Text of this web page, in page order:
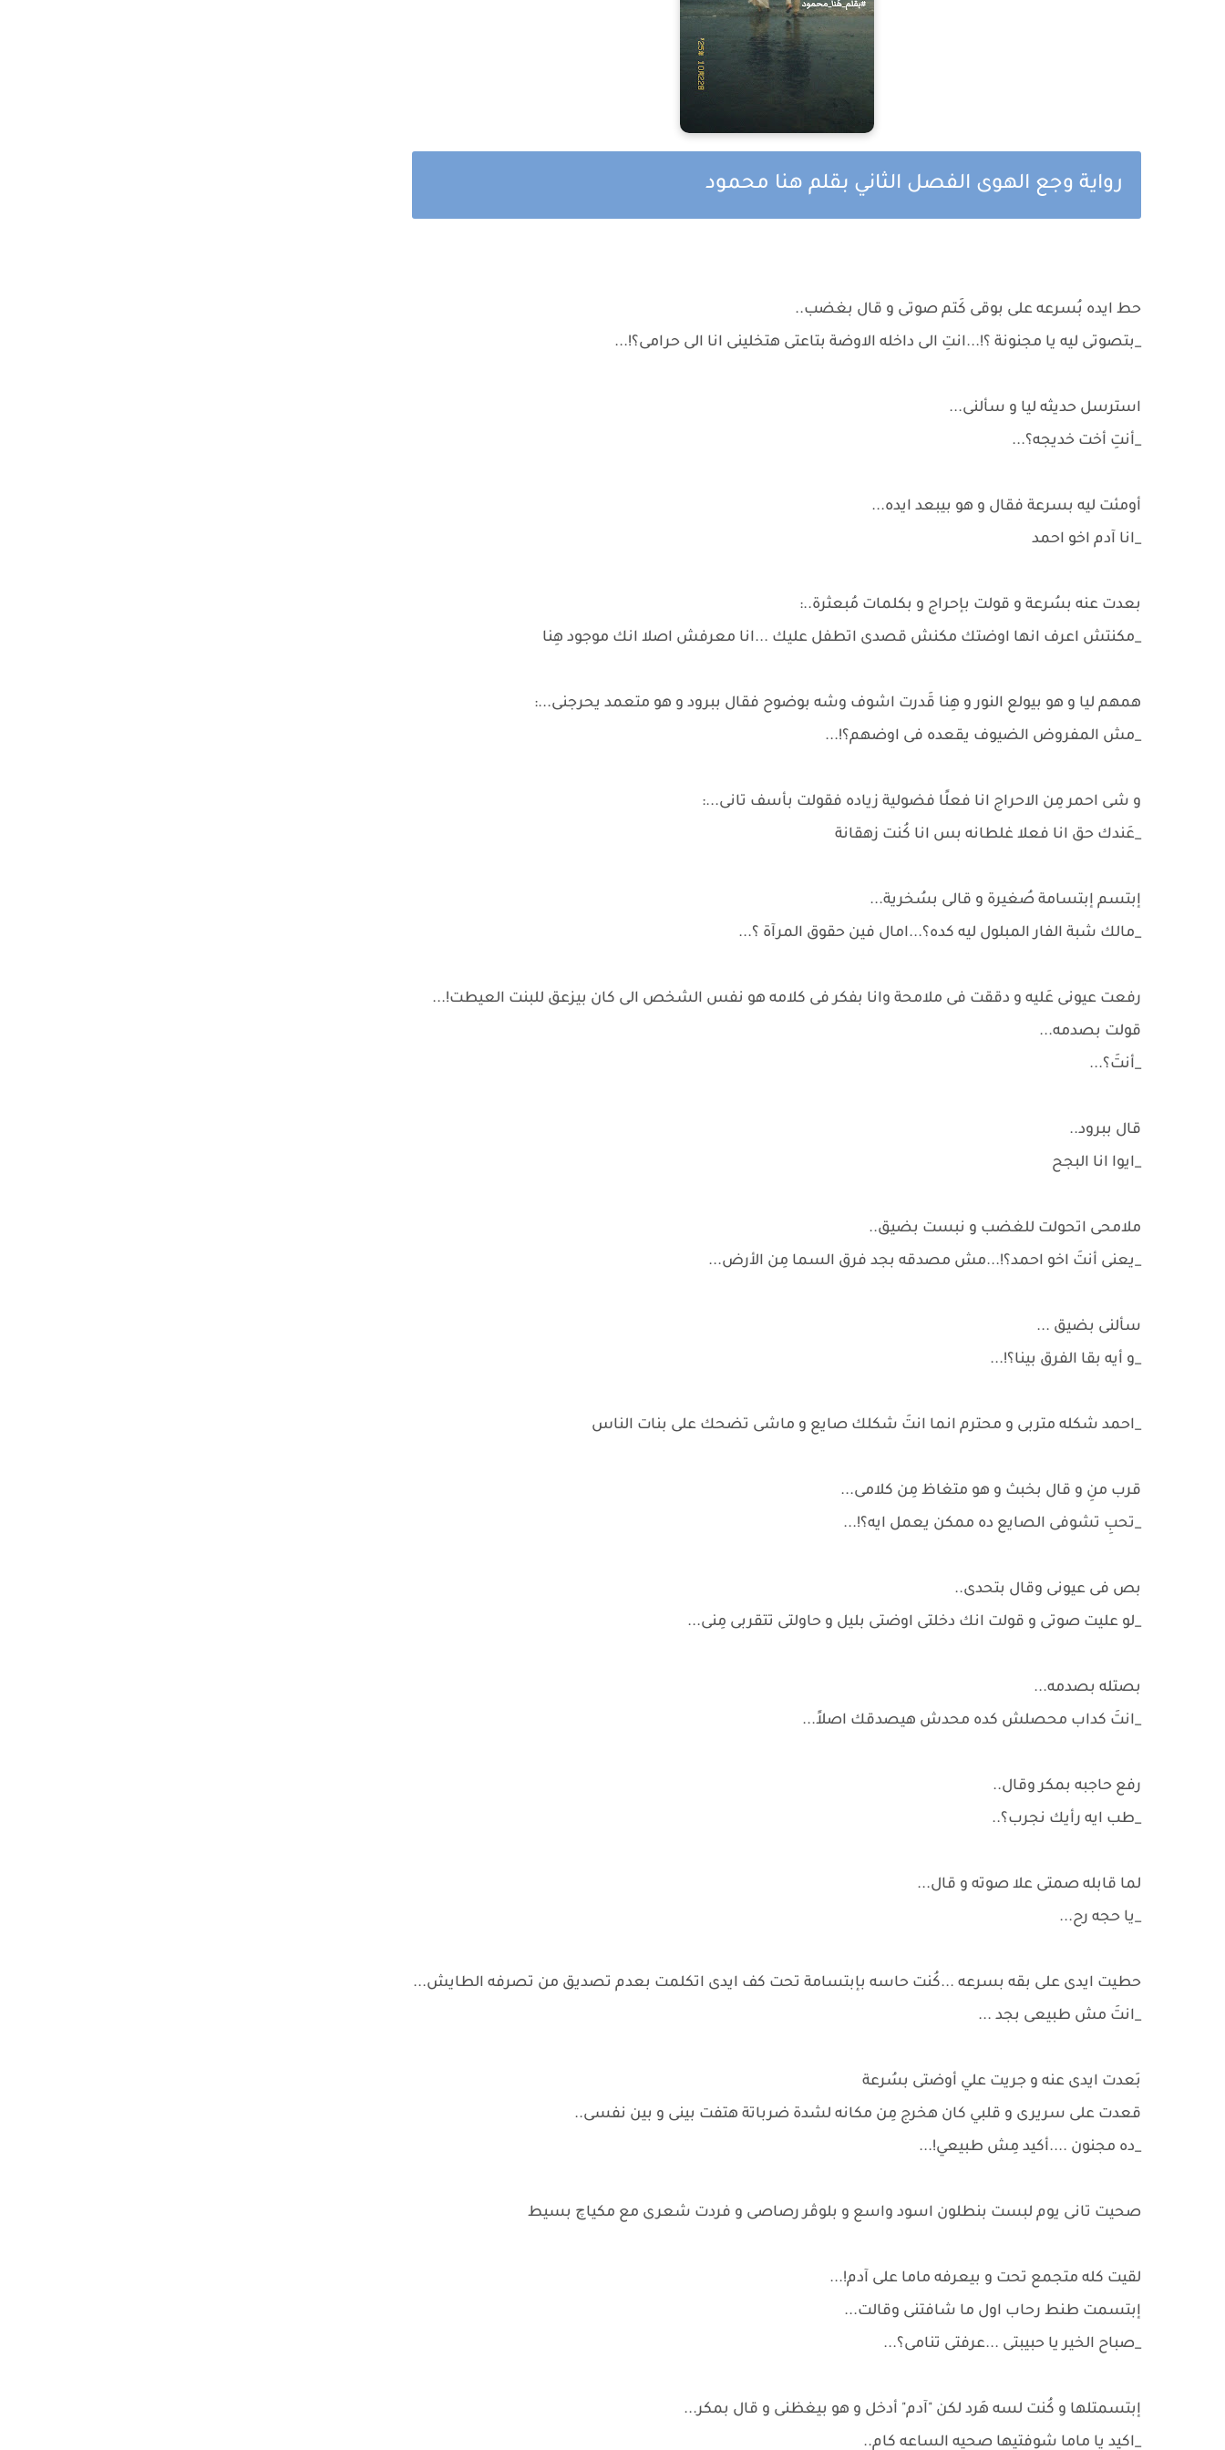
رواية وجع الهوى الفصل الثاني بقلم هنا محمود
حط ايده بُسرعه على بوقى كَتم صوتى و قال بغضب..
_بتصوتى ليه يا مجنونة ؟!...انتِ الى داخله الاوضة بتاعتى هتخلينى انا الى حرامى؟!...
استرسل حديثه ليا و سألنى...
_أنتِ أخت خديجه؟...
أومئت ليه بسرعة فقال و هو بيبعد ايده...
_انا آدم اخو احمد
بعدت عنه بسُرعة و قولت بإحراج و بكلمات مُبعثرة..:
_مكنتش اعرف انها اوضتك مكنش قصدى اتطفل عليك ...انا معرفش اصلا انك موجود هِنا
همهم ليا و هو بيولع النور و هِنا قَدرت اشوف وشه بوضوح فقال ببرود و هو متعمد يحرجنى...:
_مش المفروض الضيوف يقعده فى اوضهم؟!...
و شى احمر مِن الاحراج انا فعلًا فضولية زياده فقولت بأسف تانى...:
_عَندك حق انا فعلا غلطانه بس انا كُنت زهقانة
إبتسم إبتسامة صُغيرة و قالى بسُخرية...
_مالك شبة الفار المبلول ليه كده؟...امال فين حقوق المرآة ؟...
رفعت عيونى عَليه و دققت فى ملامحة وانا بفكر فى كلامه هو نفس الشخص الى كان بيزعق للبنت العيطت!...
قولت بصدمه...
_أنتَ؟...
قال ببرود..
_ايوا انا البجح
ملامحى اتحولت للغضب و نبست بضيق..
_يعنى أنتَ اخو احمد؟!...مش مصدقه بجد فرق السما مِن الأرض...
سألنى بضيق ...
_و أيه بقا الفرق بينا؟!...
_احمد شكله متربى و محترم انما انتَ شكلك صايع و ماشى تضحك على بنات الناس
قرب منِ و قال بخبث و هو متغاظ مِن كلامى...
_تحبِ تشوفى الصايع ده ممكن يعمل ايه؟!...
بص فى عيونى وقال بتحدى..
_لو عليت صوتى و قولت انك دخلتى اوضتى بليل و حاولتى تتقربى مِنى...
بصتله بصدمه...
_انتَ كداب محصلش كده محدش هيصدقك اصلاً...
رفع حاجبه بمكر وقال..
_طب ايه رأيك نجرب؟..
لما قابله صمتى علا صوته و قال...
_يا حجه رح...
حطيت ايدى على بقه بسرعه ...كُنت حاسه بإبتسامة تحت كف ايدى اتكلمت بعدم تصديق من تصرفه الطايش...
_انتَ مش طبيعى بجد ...
بَعدت ايدى عنه و جريت علي أوضتى بسُرعة
قعدت على سريرى و قلبي كان هخرج مِن مكانه لشدة ضرباتة هتفت بينى و بين نفسى..
_ده مجنون ....أكيد مِش طبيعي!...
صحيت تانى يوم لبست بنطلون اسود واسع و بلوڤر رصاصى و فردت شعرى مع مكياچ بسيط
لقيت كله متجمع تحت و بيعرفه ماما على آدم!...
إبتسمت طنط رحاب اول ما شافتنى وقالت...
_صباح الخير يا حبيبتى ...عرفتى تنامى؟...
إبتسمتلها و كُنت لسه هَرد لكن "آدم" أدخل و هو بيغظنى و قال بمكر...
_اكيد يا ماما شوفتيها صحيه الساعه كام..